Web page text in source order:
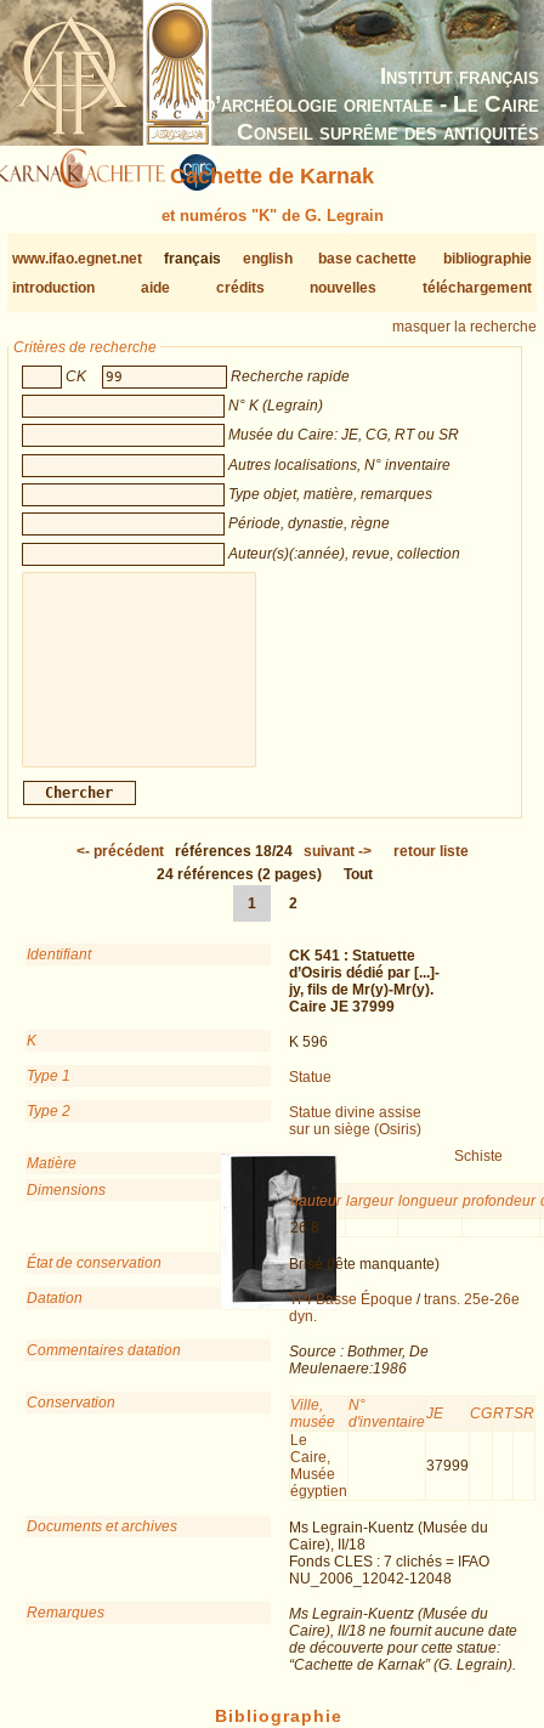
Institut français
d’archéologie orientale - Le Caire
Conseil suprême des antiquités
Cachette de Karnak
et numéros "K" de G. Legrain
www.ifao.egnet.net français english base cachette
bibliographie
introduction
aide crédits nouvelles téléchargement
masquer la recherche
Critères de recherche
CK
Recherche rapide
N° K (Legrain)
Musée du Caire: JE, CG, RT ou SR
Autres localisations, N° inventaire
Type objet, matière, remarques
Période, dynastie, règne
Auteur(s)(:année), revue, collection
<- précédent références 18/24 suivant->
retour liste
24 références (2 pages)
Tout
1
2
Identifiant CK 541 : Statuette
d’Osiris dédié par [...]-
jy, fils de Mr(y)-Mr(y).
Caire JE 37999
K
K 596
Type 1
Statue
Type 2
Statue divine assise
sur un siège (Osiris)
Matière
Schiste
Dimensions
hauteur largeur longueur profondeur
26.8
État de conservation
Brisé (tête manquante)
Datation
TPI-Basse Époque /trans. 25e-26e
dyn.
Commentaires datation
Source : Bothmer, De
Meulenaere:1986
Conservation
Ville,
musée
N°
d'inventaireJE CGRTSR
Le
Caire,
Musée
égyptien
37999
Documents et archives
Ms Legrain-Kuentz (Musée du
Caire), II/18
Fonds CLES : 7 clichés = IFAO
NU_2006_12042-12048
Remarques
Ms Legrain-Kuentz (Musée du
Caire), II/18 ne fournit aucune date
de découverte pour cette statue:
“Cachette de Karnak” (G. Legrain).
Bibliographie